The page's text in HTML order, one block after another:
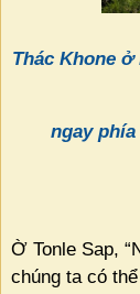
Thác Khone
ngay
Ờ Tonle Sap,
chúng ta có